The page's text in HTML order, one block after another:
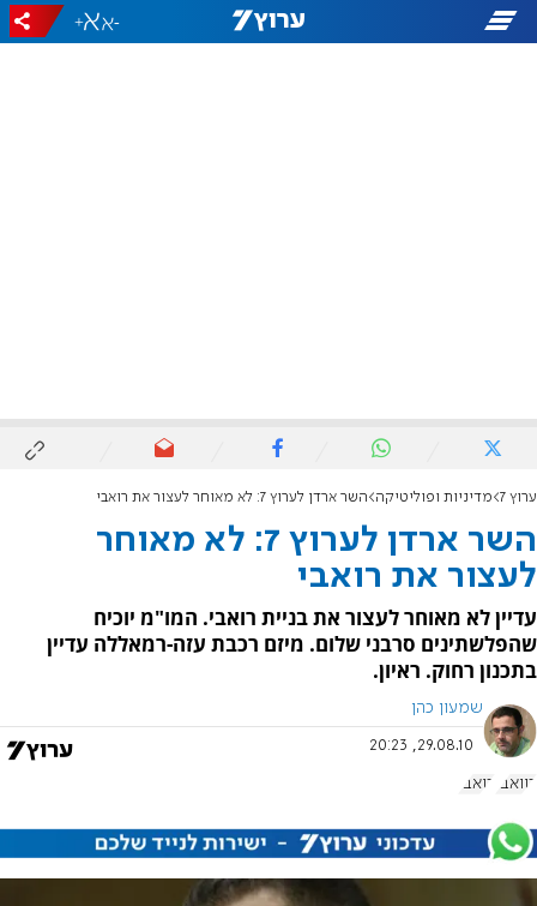
-
+
ערוץ 7 מדיניות ופוליטיקה השר ארדן לערוץ 7: לא מאוחר לעצור את רואבי
השר ארדן לערוץ 7: לא מאוחר
לעצור את רואבי
עדיין לא מאוחר לעצור את בניית רואבי. המו"מ יוכיח
שהפלשתינים סרבני שלום. מיזם רכבת עזה-רמאללה עדיין
בתכנון רחוק. ראיון.
שמעון כהן
29.08.10, 20:23
רוואבי רואבי